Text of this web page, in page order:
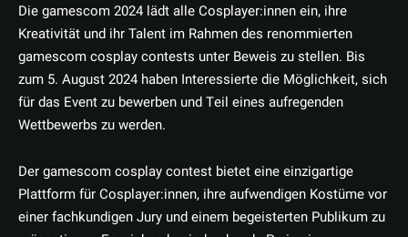
Die gamescom 2024 lädt alle Cosplayer:innen ein, ihre
Kreativität und ihr Talent im Rahmen des renommierten
gamescom cosplay contests unter Beweis zu stellen. Bis
zum 5. August 2024 haben Interessierte die Möglichkeit, sich
für das Event zu bewerben und Teil eines aufregenden
Wettbewerbs zu werden.
Der gamescom cosplay contest bietet eine einzigartige
Plattform für Cosplayer:innen, ihre aufwendigen Kostüme vor
einer fachkundigen Jury und einem begeisterten Publikum zu